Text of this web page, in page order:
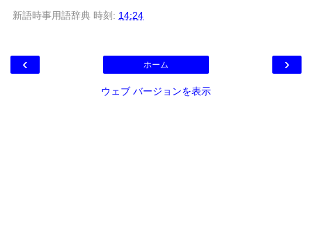
新語時事用語辞典 時刻: 14:24
‹ ›
ホーム
ウェブ バージョンを表示